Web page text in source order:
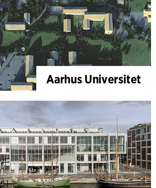
Aarhus Universitet